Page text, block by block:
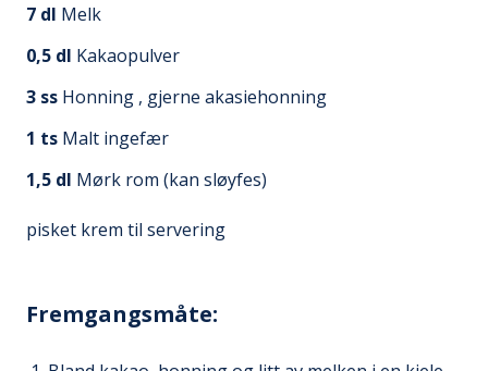
7 dl Melk
0,5 dl Kakaopulver
3 ss Honning , gjerne akasiehonning
1 ts Malt ingefær
1,5 dl Mørk rom (kan sløyfes)
pisket krem til servering
Fremgangsmåte: